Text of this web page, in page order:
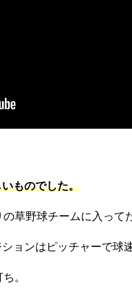
ものでした。
草野球チームに入って
ョンはピッチャーで球
。